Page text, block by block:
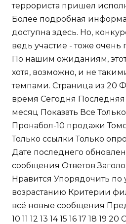
террориста пришел
Более подробная
доступна здесь. Но,
ведь участие - тоже очень
По нашим ожиданиям,
хотя, возможно, и не
темпами. Страница из 20
время Сегодня
месяц Показать Все
Пронабол-10 продажи
Только ссылки Только
Дате последнего
сообщения Ответов
Нравится Упорядочить
возрастанию Критерии
всё новые сообщения
10 11 12 13 14 15 16 17 18 19